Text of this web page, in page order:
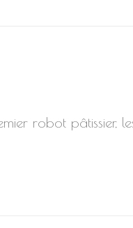
robot pâtissier,